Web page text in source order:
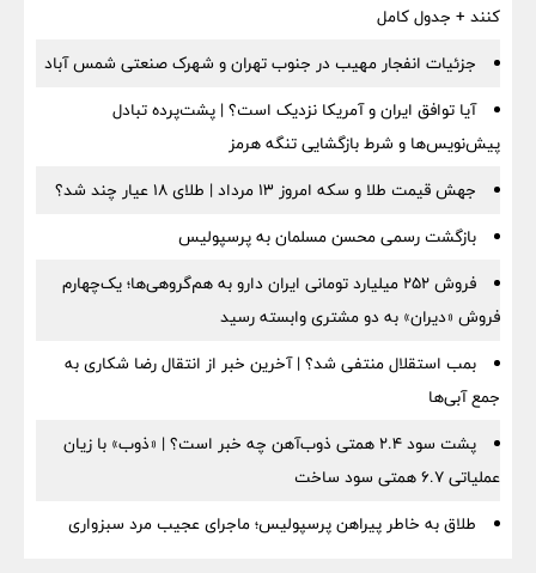
کنند + جدول کامل
جزئیات انفجار مهیب در جنوب تهران و شهرک صنعتی شمس آباد
آیا توافق ایران و آمریکا نزدیک است؟ | پشت‌پرده تبادل
پیش‌نویس‌ها و شرط بازگشایی تنگه هرمز
جهش قیمت طلا و سکه امروز ۱۳ مرداد | طلای ۱۸ عیار چند شد؟
بازگشت رسمی محسن مسلمان به پرسپولیس
فروش ۲۵۲ میلیارد تومانی ایران دارو به هم‌گروهی‌ها؛ یک‌چهارم
فروش «دیران» به دو مشتری وابسته رسید
بمب استقلال منتفی شد؟ | آخرین خبر از انتقال رضا شکاری به
جمع آبی‌ها
پشت سود ۲.۴ همتی ذوب‌آهن چه خبر است؟ | «ذوب» با زیان
عملیاتی ۶.۷ همتی سود ساخت
طلاق به خاطر پیراهن پرسپولیس؛ ماجرای عجیب مرد سبزواری